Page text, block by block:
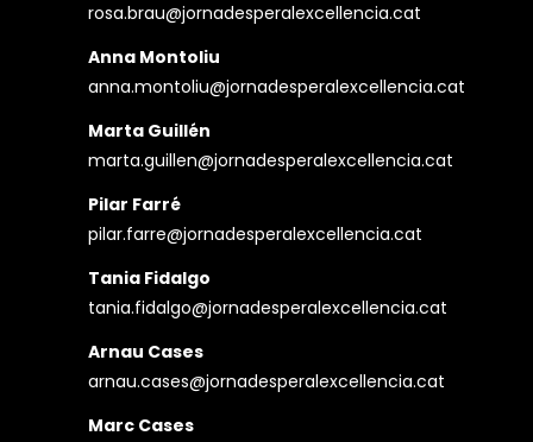
rosa.brau@jornadesperalexcellencia.cat
Anna Montoliu
anna.montoliu@jornadesperalexcellencia.cat
Marta Guillén
marta.guillen@jornadesperalexcellencia.cat
Pilar Farré
pilar.farre@jornadesperalexcellencia.cat
Tania Fidalgo
tania.fidalgo@jornadesperalexcellencia.cat
Arnau Cases
arnau.cases@jornadesperalexcellencia.cat
Marc Cases